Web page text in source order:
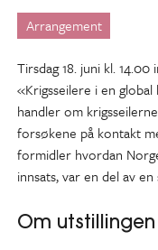
Arrangement
Tirsdag 18. juni kl.
«Krigsseilere i en
handler om
forsøkene på kontakt
formidler hvordan
innsats, var en del av
Om utstillingen